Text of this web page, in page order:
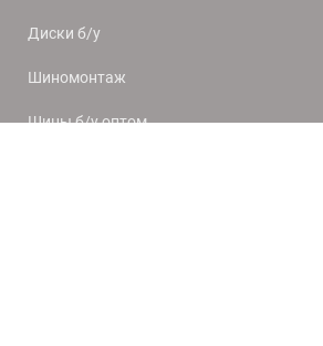
Диски б/у
Шиномонтаж
Шины б/у оптом